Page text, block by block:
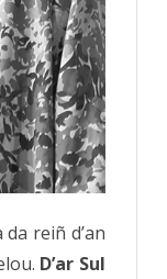
reiñ d’an
D’ar Sul